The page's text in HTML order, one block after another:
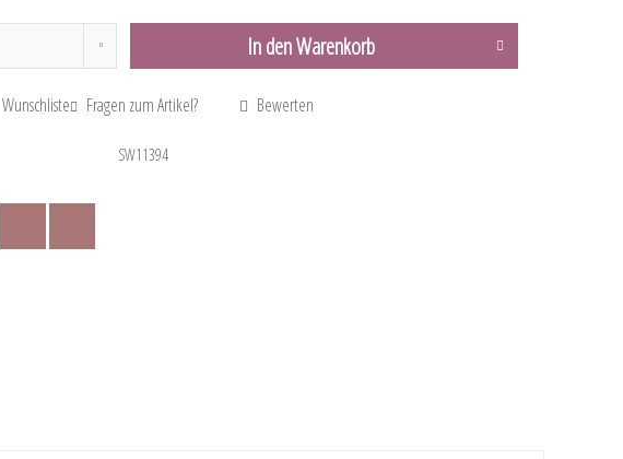
In denWarenkorb
Wunschliste Fragen zum Artikel? Bewerten
SW11394